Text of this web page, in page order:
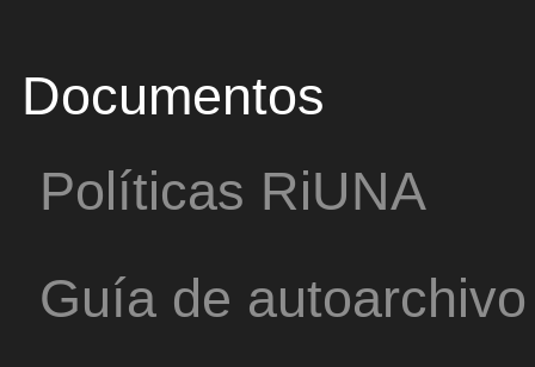
Documentos
Políticas RiUNA
Guía de autoarchivo